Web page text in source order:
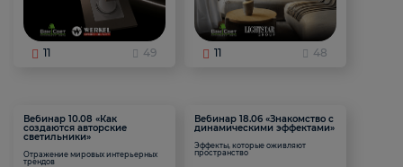
11 49 11 48
Вебинар 10.08 «Как
создаются авторские
светильники»
Отражение мировых интерьерных
трендов
Вебинар 18.06 «Знакомство с
динамическими эффектами»
Эффекты, которые оживляют
пространство